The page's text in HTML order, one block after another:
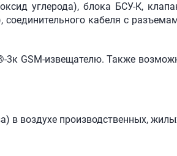
углерода), блока БСУ-К,
кабеля с
3к GSM-извещателю. Также
в воздухе производственных,